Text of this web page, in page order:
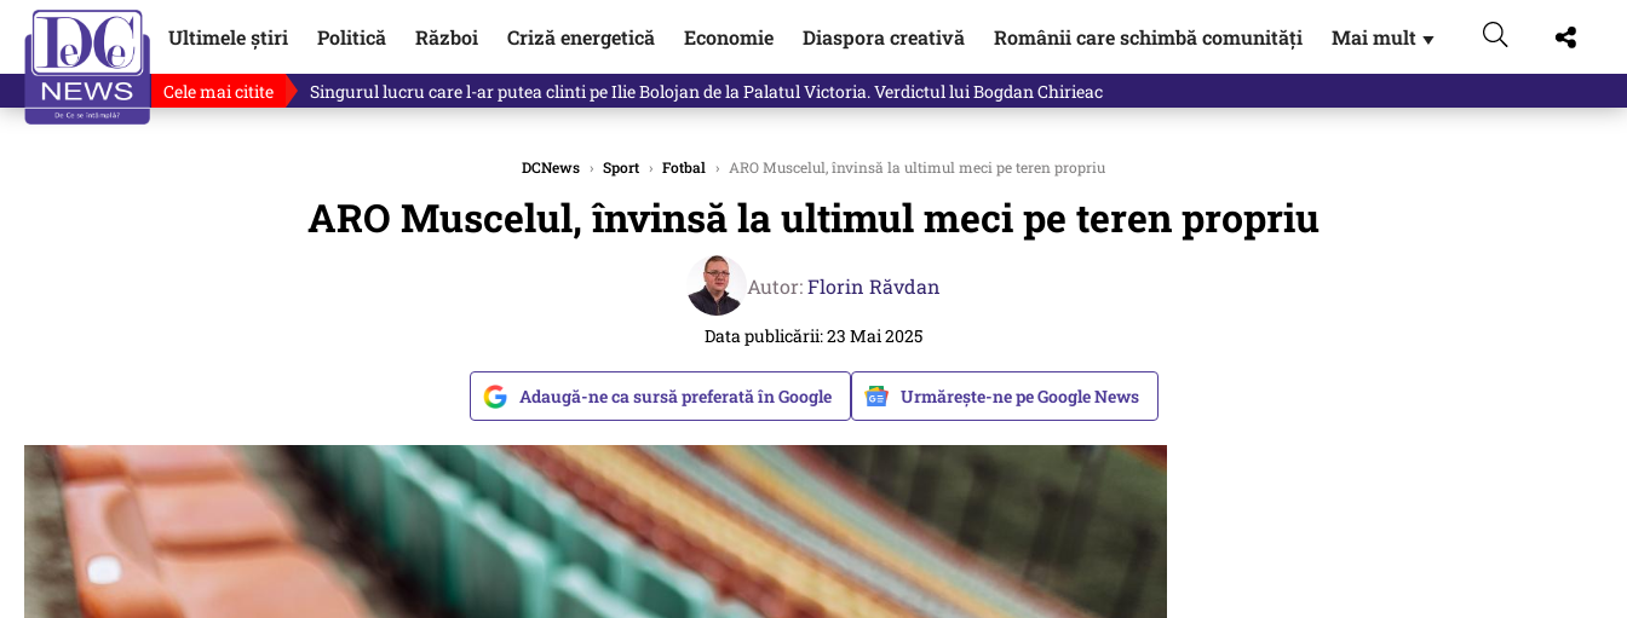
Ultimele știri Politică Război Criză energetică Economie Diaspora creativă Românii care schimbă comunități Mai mult ▼
Cele mai citite Ce se întâmplă cu primul buletin electronic, decizia luată astăzi de Guvern pentru toți românii
DCNews › Sport › Fotbal › ARO Muscelul, învinsă la ultimul meci pe teren propriu
ARO Muscelul, învinsă la ultimul meci pe teren propriu
Autor:Florin Răvdan
Data publicării: 23 Mai 2025
Adaugă-ne ca sursă preferată în Google Urmărește-ne pe Google News